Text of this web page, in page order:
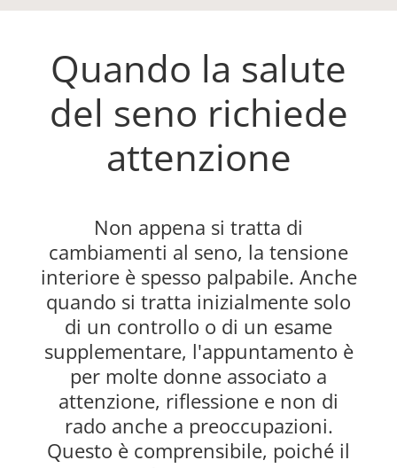
Quando la salute
del seno richiede
attenzione
Non appena si tratta di
cambiamenti al seno, la tensione
interiore è spesso palpabile. Anche
quando si tratta inizialmente solo
di un controllo o di un esame
supplementare, l'appuntamento è
per molte donne associato a
attenzione, riflessione e non di
rado anche a preoccupazioni.
Questo è comprensibile, poiché il